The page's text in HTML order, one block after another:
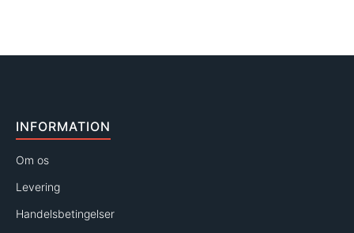
INFORMATION
Om os
Levering
Handelsbetingelser